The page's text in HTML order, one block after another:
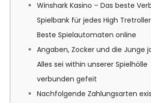
Winshark Kasino – Das beste
Spielbank für jedes High
Beste Spielautomaten online
Angaben, Zocker und die Junge
Alles sei within unserer Spielhölle
verbunden gefeit
Nachfolgende Zahlungsarten